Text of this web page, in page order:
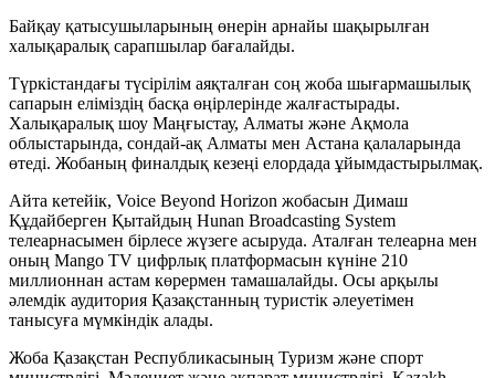
Байқау қатысушыларының өнерін арнайы шақырылған
халықаралық сарапшылар бағалайды.
Түркістандағы түсірілім аяқталған соң жоба шығармашылық
сапарын еліміздің басқа өңірлерінде жалғастырады.
Халықаралық шоу Маңғыстау, Алматы және Ақмола
облыстарында, сондай-ақ Алматы мен Астана қалаларында
өтеді. Жобаның финалдық кезеңі елордада ұйымдастырылмақ.
Айта кетейік, Voice Beyond Horizon жобасын Димаш
Құдайберген Қытайдың Hunan Broadcasting System
телеарнасымен бірлесе жүзеге асыруда. Аталған телеарна мен
оның Mango TV цифрлық платформасын күніне 210
миллионнан астам көрермен тамашалайды. Осы арқылы
әлемдік аудитория Қазақстанның туристік әлеуетімен
танысуға мүмкіндік алады.
Жоба Қазақстан Республикасының Туризм және спорт